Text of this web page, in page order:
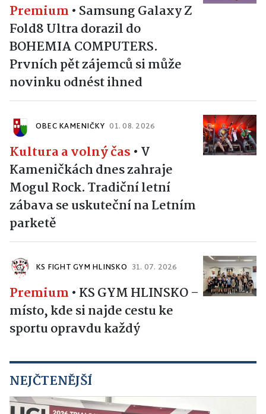
Premium • Samsung Galaxy Z
Fold8 Ultra dorazil do
BOHEMIA COMPUTERS.
Prvních pět zájemců si může
novinku odnést ihned
OBEC KAMENIČKY 01. 08. 2026
Kultura a volný čas • V
Kameničkách dnes zahraje
Mogul Rock. Tradiční letní
zábava se uskuteční na Letním
parketě
KS FIGHT GYM HLINSKO 31. 07. 2026
Premium • KS GYM HLINSKO –
místo, kde si najde cestu ke
sportu opravdu každý
NEJČTENĚJŠÍ